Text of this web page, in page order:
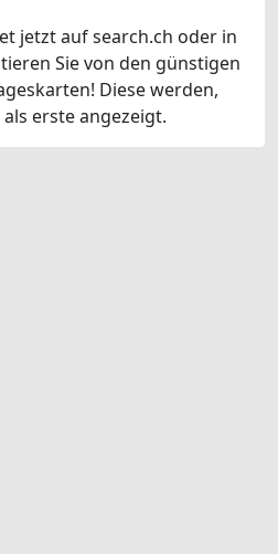
jetzt auf search.ch oder in
Sie von den günstigen
Diese werden,
erste angezeigt.